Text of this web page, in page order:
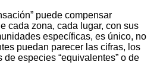
puede compensar
cada zona, cada lugar, con sus
específicas, es único, no
puedan parecer las cifras, los
especies “equivalentes” o de